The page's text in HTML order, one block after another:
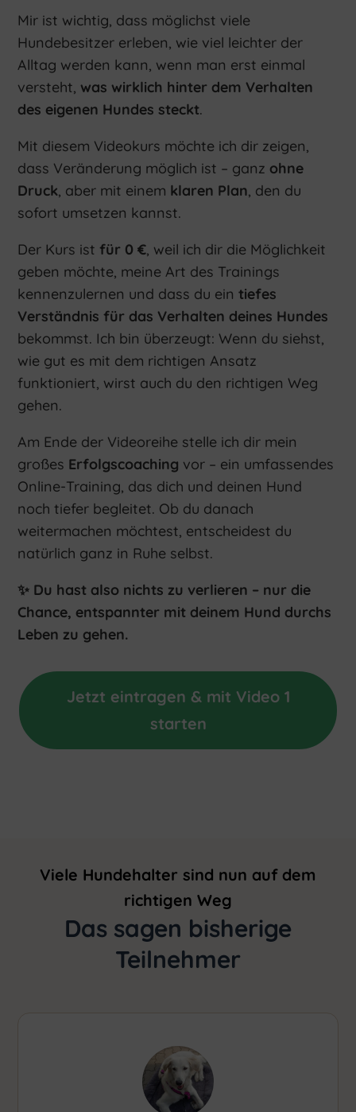
Mir ist wichtig, dass möglichst viele
Hundebesitzer erleben, wie viel leichter der
Alltag werden kann, wenn man erst einmal
versteht,was wirklich hinter dem Verhalten
des eigenen Hundes steckt.
Mit diesem Videokurs möchte ich dir zeigen,
dass Veränderung möglich ist – ganz ohne
Druck, aber mit einem klaren Plan, den du
sofort umsetzen kannst.
Der Kurs istfür 0 €, weil ich dir die Möglichkeit
geben möchte, meine Art des Trainings
kennenzulernen und dass du ein tiefes
Verständnis für das Verhalten deines Hundes
bekommst. Ich bin überzeugt: Wenn du siehst,
wie gut es mit dem richtigen Ansatz
funktioniert, wirst auch du den richtigen Weg
gehen.
Am Ende der Videoreihe stelle ich dir mein
großes Erfolgscoaching vor – ein umfassendes
Online-Training, das dich und deinen Hund
noch tiefer begleitet. Ob du danach
weitermachen möchtest, entscheidest du
natürlich ganz in Ruhe selbst.
✨ Du hast also nichts zu verlieren – nur die
Chance, entspannter mit deinem Hund durchs
Leben zu gehen.
Jetzt eintragen & mit Video 1
starten
Viele Hundehalter sind nun auf dem
richtigen Weg
Das sagen bisherige
Teilnehmer